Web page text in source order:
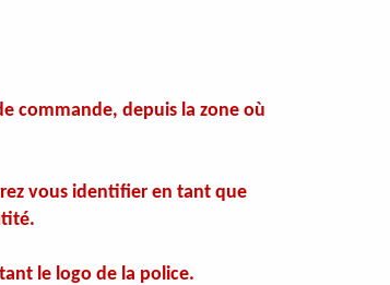
commande, depuis la zone où
vous identifier en tant que
le logo de la police.